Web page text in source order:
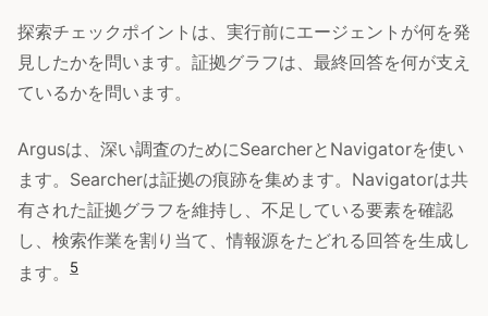
探索チェックポイントは、実行前にエージェントが何を発
見したかを問います。証拠グラフは、最終回答を何が支え
ているかを問います。
Argusは、深い調査のためにSearcherとNavigatorを使い
ます。Searcherは証拠の痕跡を集めます。Navigatorは共
有された証拠グラフを維持し、不足している要素を確認
し、検索作業を割り当て、情報源をたどれる回答を生成し
ます。
5